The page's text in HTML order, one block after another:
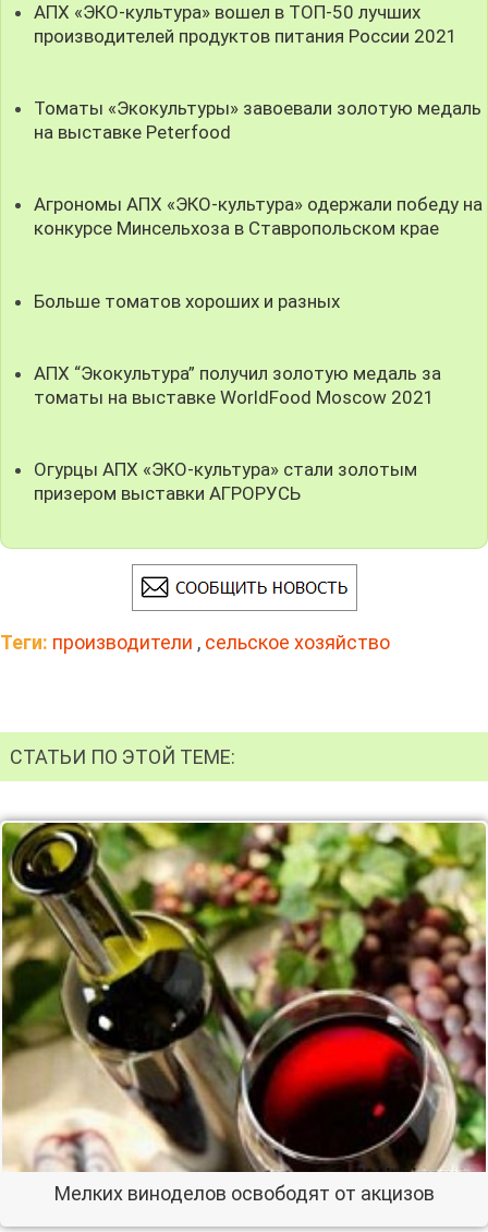
АПХ «ЭКО-культура» вошел в ТОП-50 лучших
производителей продуктов питания России 2021
Томаты «Экокультуры» завоевали золотую медаль
на выставке Peterfood
Агрономы АПХ «ЭКО-культура» одержали победу на
конкурсе Минсельхоза в Ставропольском крае
Больше томатов хороших и разных
АПХ “Экокультура” получил золотую медаль за
томаты на выставке WorldFood Moscow 2021
Огурцы АПХ «ЭКО-культура» стали золотым
призером выставки АГРОРУСЬ
Теги: производители , сельское хозяйство
СТАТЬИ ПО ЭТОЙ ТЕМЕ:
Мелких виноделов освободят от акцизов